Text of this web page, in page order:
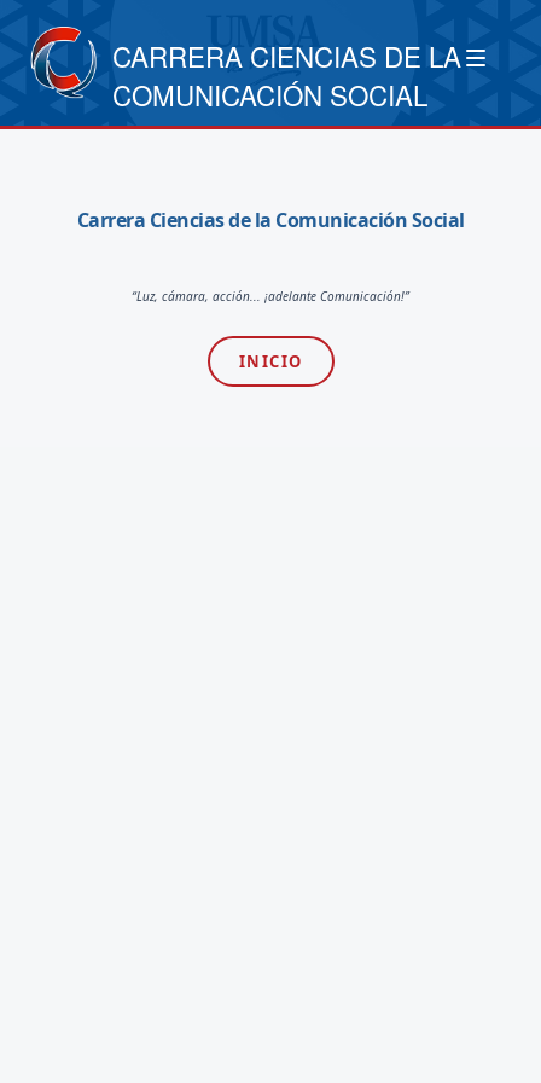
CARRERA CIENCIAS DE LA
COMUNICACIÓN SOCIAL
Carrera Ciencias de la Comunicación Social
“Luz, cámara, acción... ¡adelante Comunicación!”
INICIO